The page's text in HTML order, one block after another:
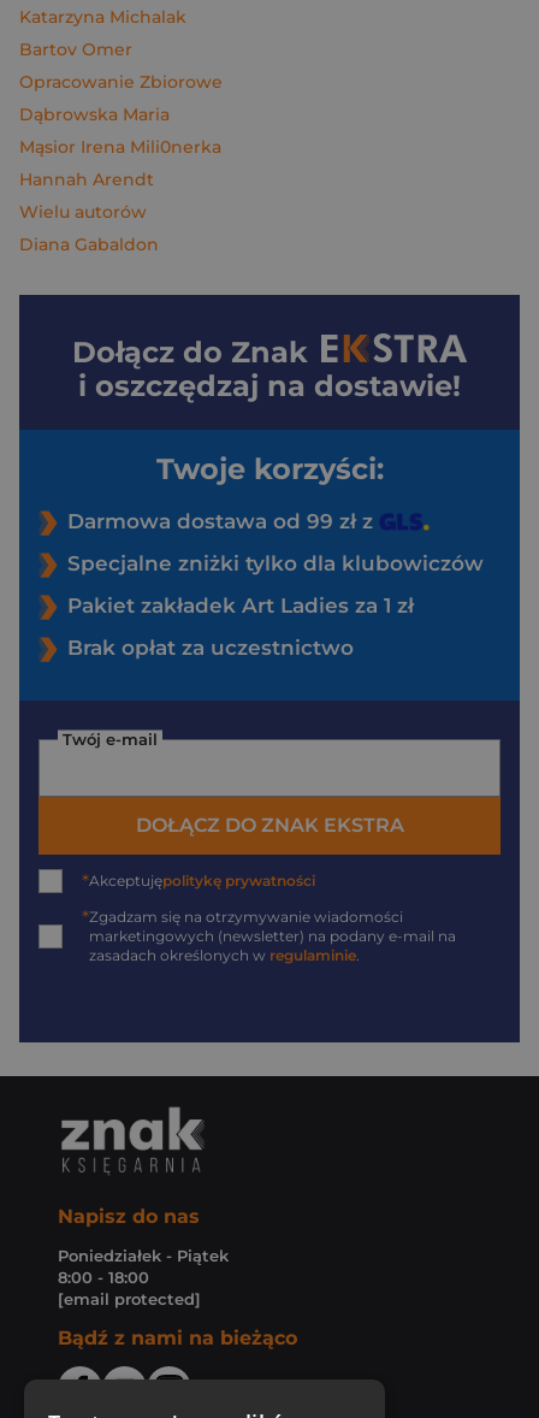
Katarzyna Michalak
Bartov Omer
Opracowanie Zbiorowe
Dąbrowska Maria
Mąsior Irena Mili0nerka
Hannah Arendt
Wielu autorów
Diana Gabaldon
Dołącz do Znak
i oszczędzaj na dostawie!
Twoje korzyści:
Darmowa dostawa od 99 zł z
Specjalne zniżki tylko dla klubowiczów
Pakiet zakładek Art Ladies za 1 zł
Brak opłat za uczestnictwo
Twój e-mail
DOŁĄCZ DO ZNAK EKSTRA
*Akceptujępolitykę prywatności
*Zgadzam się na otrzymywanie wiadomości
marketingowych (newsletter) na podany e-mail na
zasadach określonych w regulaminie.
Napisz do nas
Poniedziałek - Piątek
8:00 - 18:00
[email protected]
Bądź z nami na bieżąco